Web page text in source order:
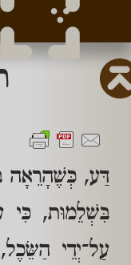
דַּע, כְּשֶׁהָרֵאָה
בִּשְׁלֵמוּת, כִּי
עַל־יְדֵי